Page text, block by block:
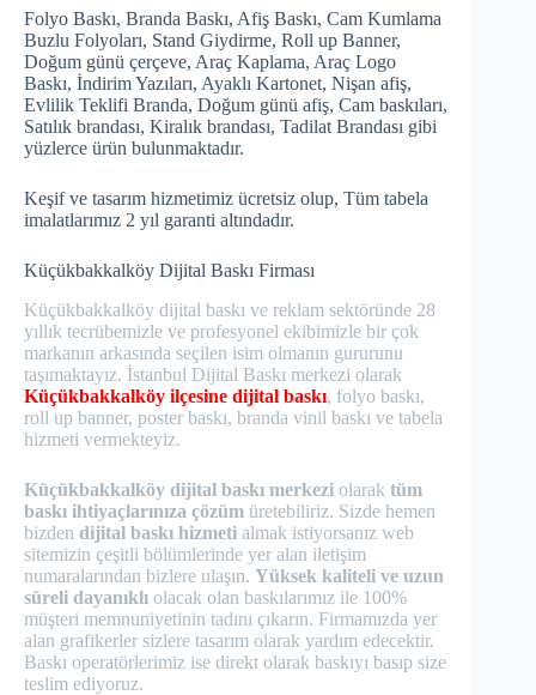
Folyo Baskı, Branda Baskı, Afiş Baskı, Cam Kumlama
Buzlu Folyoları, Stand Giydirme, Roll up Banner,
Doğum günü çerçeve, Araç Kaplama, Araç Logo
Baskı, İndirim Yazıları, Ayaklı Kartonet, Nişan afiş,
Evlilik Teklifi Branda, Doğum günü afiş, Cam baskıları,
Satılık brandası, Kiralık brandası, Tadilat Brandası gibi
yüzlerce ürün bulunmaktadır.
Keşif ve tasarım hizmetimiz ücretsiz olup, Tüm tabela
imalatlarımız 2 yıl garanti altındadır.
Küçükbakkalköy Dijital Baskı Firması
Küçükbakkalköy dijital baskı ve reklam sektöründe 28
yıllık tecrübemizle ve profesyonel ekibimizle bir çok
markanın arkasında seçilen isim olmanın gururunu
taşımaktayız. İstanbul Dijital Baskı merkezi olarak
Küçükbakkalköy ilçesine dijital baskı, folyo baskı,
roll up banner, poster baskı, branda vinil baskı ve tabela
hizmeti vermekteyiz.
Küçükbakkalköy dijital baskı merkezi olarak tüm
baskı ihtiyaçlarınıza çözüm üretebiliriz. Sizde hemen
bizden dijital baskı hizmeti almak istiyorsanız web
sitemizin çeşitli bölümlerinde yer alan iletişim
numaralarından bizlere ulaşın. Yüksek kaliteli ve uzun
süreli dayanıklı olacak olan baskılarımız ile 100%
müşteri memnuniyetinin tadını çıkarın. Firmamızda yer
alan grafikerler sizlere tasarım olarak yardım edecektir.
Baskı operatörlerimiz ise direkt olarak baskıyı basıp size
teslim ediyoruz.